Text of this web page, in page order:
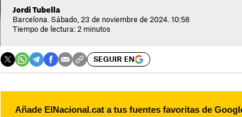
Jordi Tubella
Barcelona. Sábado, 23 de noviembre de 2024. 10:58
Tiempo de lectura: 2 minutos
SEGUIR EN
Añade ElNacional.cat a tus fuentes favoritas de